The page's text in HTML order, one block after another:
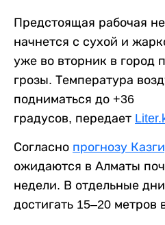
Предстоящая рабочая
начнется с сухой и
уже во вторник в город
грозы. Температура
подниматься до +36
градусов, передает
Согласно прогнозу
ожидаются в Алматы
недели. В отдельные
достигать 15–20 метров